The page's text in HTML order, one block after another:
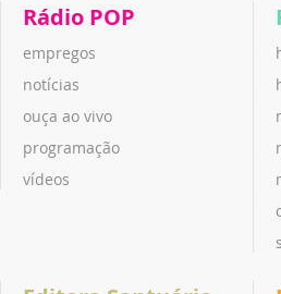
Rádio POP
empregos
notícias
ouça ao vivo
programação
vídeos